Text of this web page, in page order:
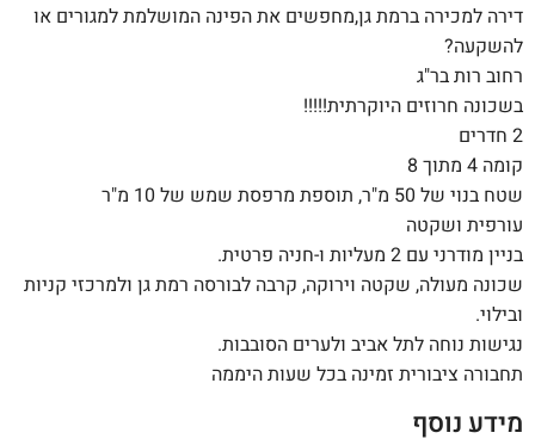
דירה למכירה ברמת גן,מחפשים את הפינה המושלמת למגורים או
להשקעה?
רחוב רות בר"ג
בשכונה חרוזים היוקרתית!!!!!
2 חדרים
קומה 4 מתוך 8
שטח בנוי של 50 מ"ר, תוספת מרפסת שמש של 10 מ"ר
עורפית ושקטה
בניין מודרני עם 2 מעליות ו-חניה פרטית.
שכונה מעולה, שקטה וירוקה, קרבה לבורסה רמת גן ולמרכזי קניות
ובילוי.
נגישות נוחה לתל אביב ולערים הסובבות.
תחבורה ציבורית זמינה בכל שעות היממה
מידע נוסף